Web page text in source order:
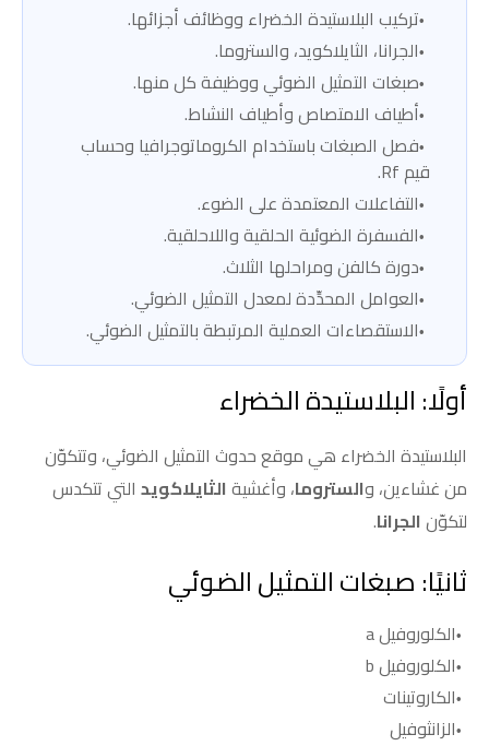
تركيب البلاستيدة الخضراء ووظائف أجزائها.
الجرانا، الثايلاكويد، والستروما.
صبغات التمثيل الضوئي ووظيفة كل منها.
أطياف الامتصاص وأطياف النشاط.
فصل الصبغات باستخدام الكروماتوجرافيا وحساب
قيم Rf.
التفاعلات المعتمدة على الضوء.
الفسفرة الضوئية الحلقية واللاحلقية.
دورة كالفن ومراحلها الثلاث.
العوامل المحدِّدة لمعدل التمثيل الضوئي.
الاستقصاءات العملية المرتبطة بالتمثيل الضوئي.
أولًا: البلاستيدة الخضراء
البلاستيدة الخضراء هي موقع حدوث التمثيل الضوئي، وتتكوّن
من غشاءين، والستروما، وأغشية الثايلاكويد التي تتكدس
لتكوّن الجرانا.
ثانيًا: صبغات التمثيل الضوئي
الكلوروفيل a
الكلوروفيل b
الكاروتينات
الزانثوفيل